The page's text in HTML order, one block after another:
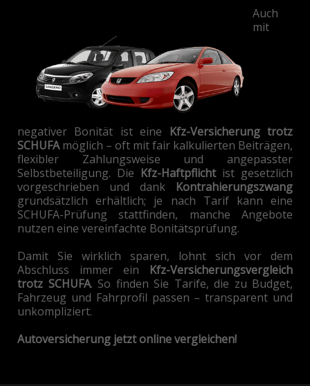
Auch
mit
negativer Bonität ist eine Kfz-Versicherung trotz
SCHUFAmöglich – oft mit fair kalkulierten Beiträgen,
flexibler Zahlungsweise und angepasster
Selbstbeteiligung. Die Kfz-Haftpflichtist gesetzlich
vorgeschrieben und dank Kontrahierungszwang
grundsätzlich erhältlich; je nach Tarif kann eine
SCHUFA-Prüfung stattfinden, manche Angebote
nutzen eine vereinfachte Bonitätsprüfung.
Damit Sie wirklich sparen, lohnt sich vor dem
Abschluss immer ein Kfz-Versicherungsvergleich
trotz SCHUFA. So finden Sie Tarife, die zu Budget,
Fahrzeug und Fahrprofil passen – transparent und
unkompliziert.
Autoversicherung jetzt online vergleichen!